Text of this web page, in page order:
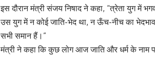
इस दौरान मंत्री संजय निषाद ने कहा, “त्रेता युग में
उस युग में न कोई जाति-भेद था, न ऊँच-नीच का
सभी समान हैं।”
मंत्री ने कहा कि कुछ लोग आज जाति और धर्म के नाम